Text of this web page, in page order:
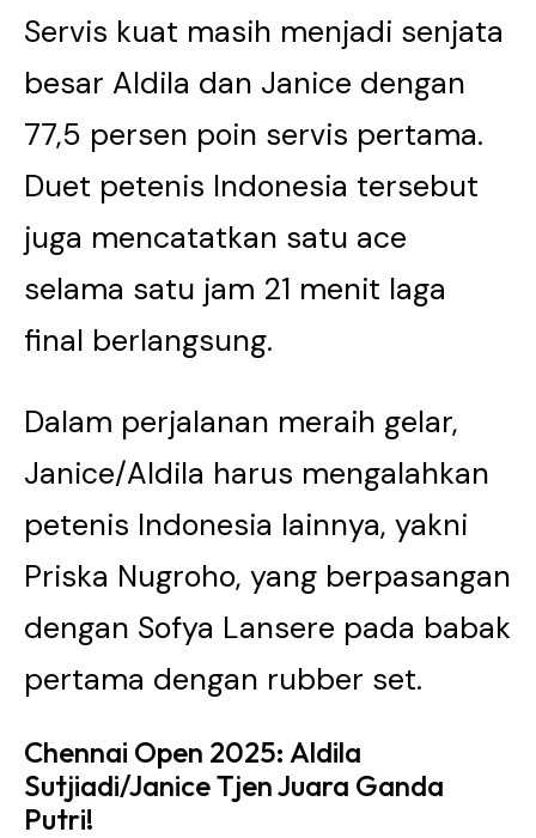
Servis kuat masih menjadi senjata
besar Aldila dan Janice dengan
77,5 persen poin servis pertama.
Duet petenis Indonesia tersebut
juga mencatatkan satu ace
selama satu jam 21 menit laga
final berlangsung.
Dalam perjalanan meraih gelar,
Janice/Aldila harus mengalahkan
petenis Indonesia lainnya, yakni
Priska Nugroho, yang berpasangan
dengan Sofya Lansere pada babak
pertama dengan rubber set.
Chennai Open 2025: Aldila
Sutjiadi/Janice Tjen Juara Ganda
Putri!